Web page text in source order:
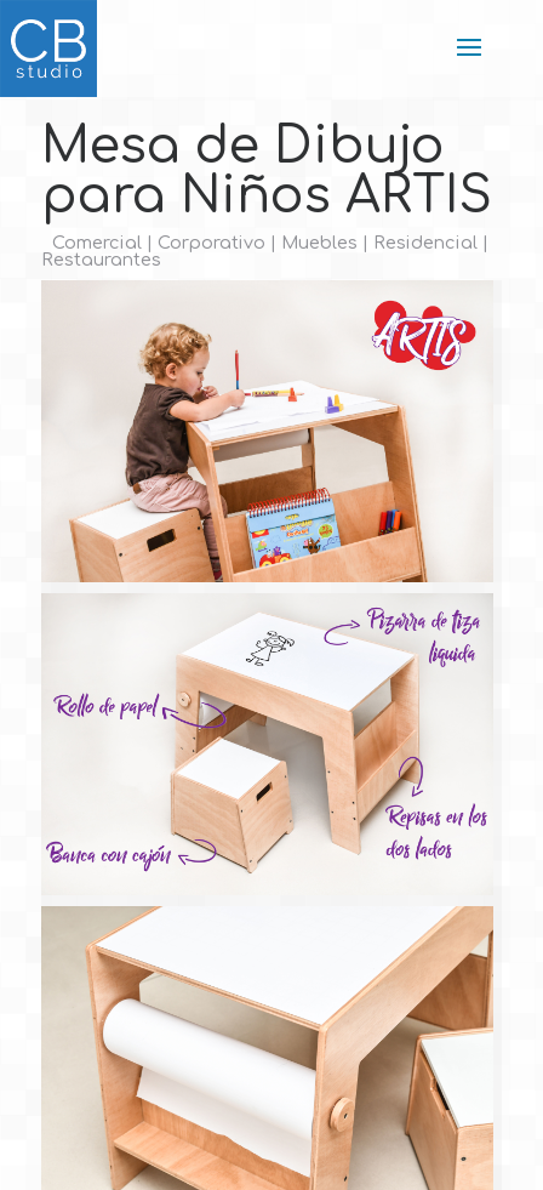
Mesa de Dibujo
para Niños ARTIS
Restaurantes